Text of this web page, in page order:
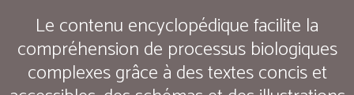
Le contenu encyclopédique facilite la
compréhension de processus biologiques
complexes grâce à des textes concis et